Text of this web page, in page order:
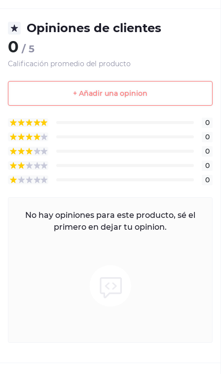
Opiniones de clientes
0 / 5
Calificación promedio del producto
+ Añadir una opinion
0
0
0
0
0
No hay opiniones para este producto, sé el
primero en dejar tu opinion.